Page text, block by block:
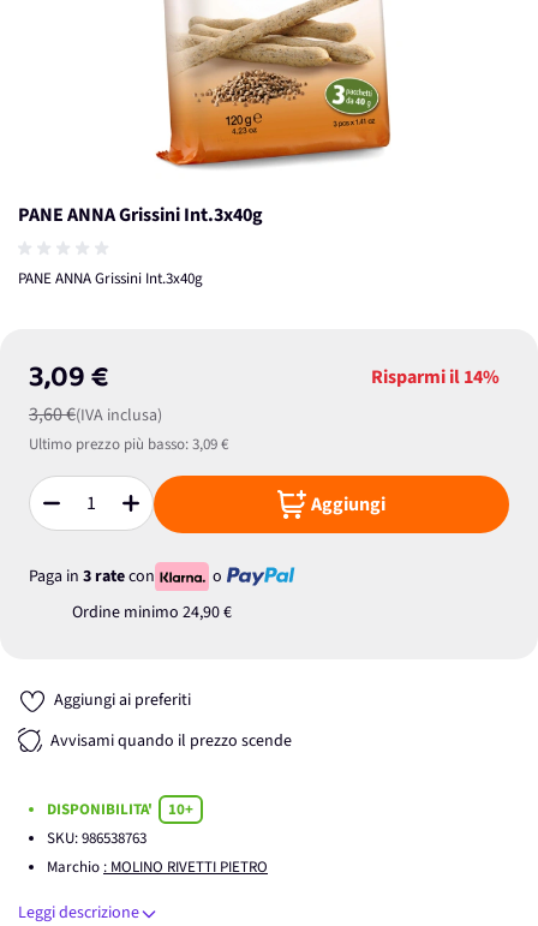
PANE ANNA Grissini Int.3x40g
PANE ANNA Grissini Int.3x40g
3,09 €
3,60 €(IVA inclusa)
Risparmi il14%
Ultimo prezzo più basso:3,09 €
Quantità Aggiungi
Paga in 3 ratecon
o
Ordine minimo 24,90 €
Aggiungi ai preferiti
Avvisami quando il prezzo scende
DISPONIBILITA'
10+
SKU:986538763
Marchio : MOLINO RIVETTI PIETRO
Leggi descrizione